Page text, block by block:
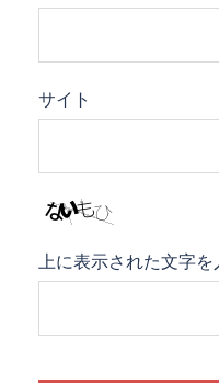
サイト
上に表示された文字を